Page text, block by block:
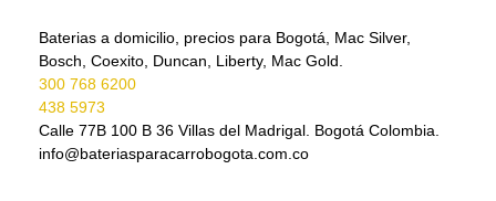
Baterias a domicilio, precios para Bogotá, Mac Silver,
Bosch, Coexito, Duncan, Liberty, Mac Gold.
300 768 6200
438 5973
Calle 77B 100 B 36 Villas del Madrigal. Bogotá Colombia.
info@bateriasparacarrobogota.com.co